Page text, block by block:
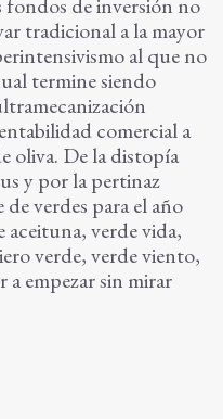
fondos de inversión no
tradicional a la mayor
al que no
termine siendo
comercial a
oliva. De la distopía
y por la pertinaz
verdes para el año
aceituna, verde vida,
verde, verde viento,
a empezar sin mirar